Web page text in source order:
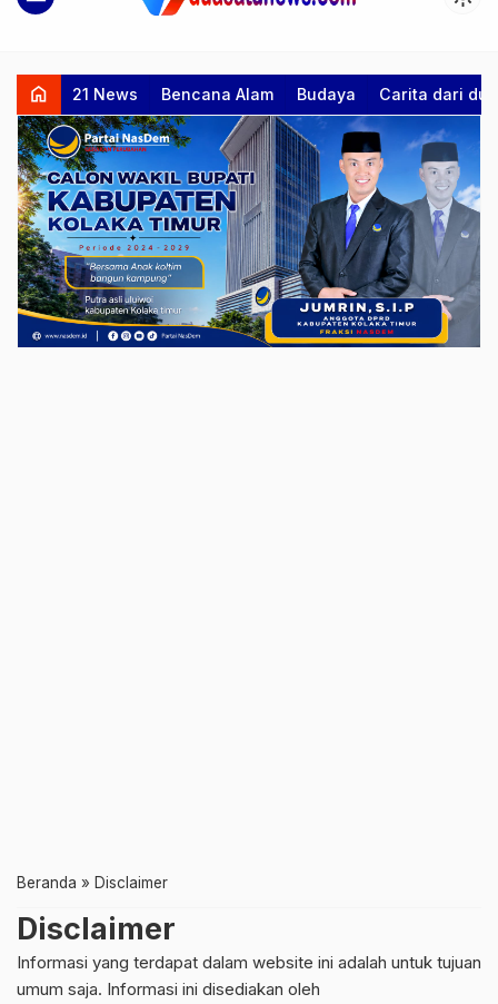
home 21 News Bencana Alam Budaya Carita dari
Beranda » Disclaimer
Disclaimer
Informasi yang terdapat dalam website ini adalah untuk tujuan
umum saja. Informasi ini disediakan oleh